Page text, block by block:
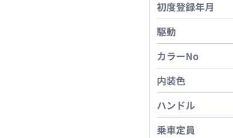
初度登録年月
駆動
カラーNo
内装色
ハンドル
乗車定員